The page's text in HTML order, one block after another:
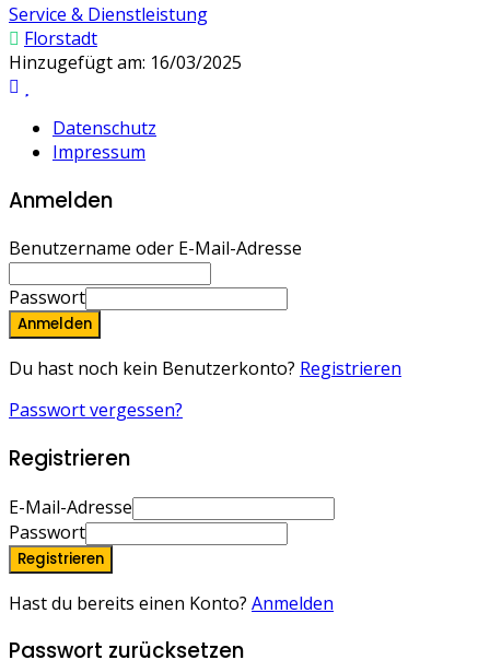
Service & Dienstleistung
Florstadt
Hinzugefügt am: 16/03/2025
Datenschutz
Impressum
Anmelden
Benutzername oder E-Mail-Adresse
Passwort
Anmelden
Du hast noch kein Benutzerkonto? Registrieren
Passwort vergessen?
Registrieren
E-Mail-Adresse
Passwort
Registrieren
Hast du bereits einen Konto? Anmelden
Passwort zurücksetzen